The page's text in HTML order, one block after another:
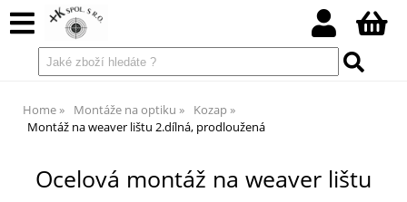
Home Montáže na optiku
Kozap
Montáž na weaver lištu 2.dílná, prodloužená
Ocelová montáž na weaver lištu